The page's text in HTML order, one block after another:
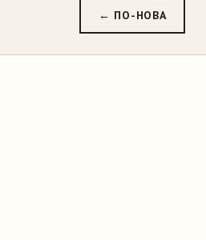
← ПО-НОВА